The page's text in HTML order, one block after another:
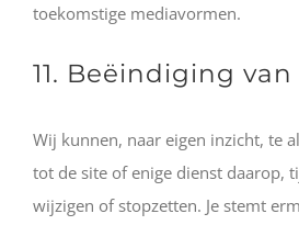
toekomstige mediavormen.
11. Beëindiging
Wij kunnen, naar eigen inzicht, te
tot de site of enige dienst daarop,
wijzigen of stopzetten. Je stemt